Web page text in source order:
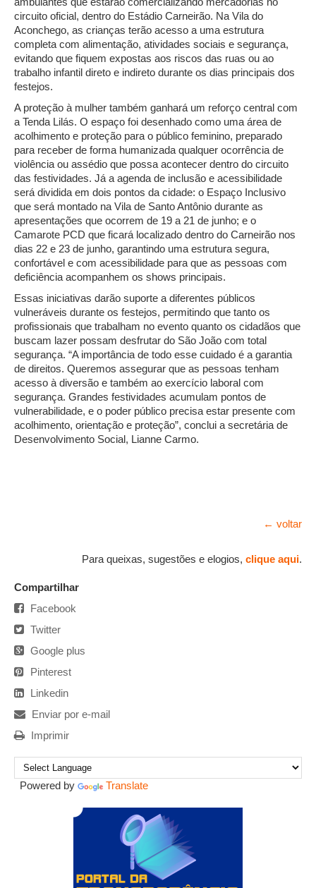
circuito oficial, dentro do Estádio Carneirão. Na Vila do
Aconchego, as crianças terão acesso a uma estrutura
completa com alimentação, atividades sociais e segurança,
evitando que fiquem expostas aos riscos das ruas ou ao
trabalho infantil direto e indireto durante os dias principais dos
festejos.
A proteção à mulher também ganhará um reforço central com
a Tenda Lilás. O espaço foi desenhado como uma área de
acolhimento e proteção para o público feminino, preparado
para receber de forma humanizada qualquer ocorrência de
violência ou assédio que possa acontecer dentro do circuito
das festividades. Já a agenda de inclusão e acessibilidade
será dividida em dois pontos da cidade: o Espaço Inclusivo
que será montado na Vila de Santo Antônio durante as
apresentações que ocorrem de 19 a 21 de junho; e o
Camarote PCD que ficará localizado dentro do Carneirão nos
dias 22 e 23 de junho, garantindo uma estrutura segura,
confortável e com acessibilidade para que as pessoas com
deficiência acompanhem os shows principais.
Essas iniciativas darão suporte a diferentes públicos
vulneráveis durante os festejos, permitindo que tanto os
profissionais que trabalham no evento quanto os cidadãos que
buscam lazer possam desfrutar do São João com total
segurança. “A importância de todo esse cuidado é a garantia
de direitos. Queremos assegurar que as pessoas tenham
acesso à diversão e também ao exercício laboral com
segurança. Grandes festividades acumulam pontos de
vulnerabilidade, e o poder público precisa estar presente com
acolhimento, orientação e proteção”, conclui a secretária de
Desenvolvimento Social, Lianne Carmo.
← voltar
Para queixas, sugestões e elogios, clique aqui.
Compartilhar
Facebook
Twitter
Google plus
Pinterest
Linkedin
Enviar por e-mail
Imprimir
Powered by Translate